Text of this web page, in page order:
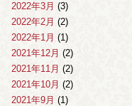
2022年3月 (3)
2022年2月 (2)
2022年1月 (1)
2021年12月 (2)
2021年11月 (2)
2021年10月 (2)
2021年9月 (1)